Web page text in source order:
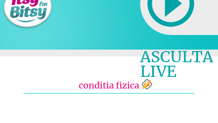
ASCULTA
LIVE
conditia fizica